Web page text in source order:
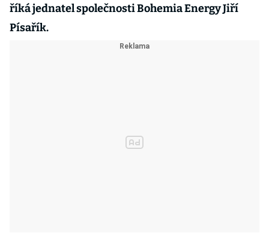
říká jednatel společnosti Bohemia Energy Jiří
Písařík.